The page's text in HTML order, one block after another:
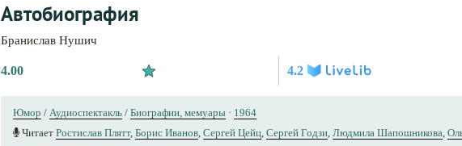
Автобиография
Бранислав Нушич
4.00 4.2
Юмор / Аудиоспектакль / Биографии, мемуары · 1964
Читает Ростислав Плятт, Борис Иванов, Сергей Цейц, Сергей Годзи, Людмила Шапошникова,